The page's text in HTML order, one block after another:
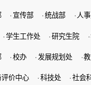
· 宣传部 ·统战部 ·人
·学生工作处 ·研究生院 ·
·校办 · 发展规划处 ·
价中心 ·科技处 ·社会